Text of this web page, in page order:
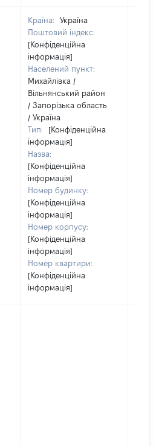
Країна:
Україна
Поштовий індекс:
[Конфіденційна
інформація]
Населений пункт:
Михайлівка /
Вільнянський район
/ Запорізька область
/ Україна
Тип:
[Конфіденційна
інформація]
Назва:
[Конфіденційна
інформація]
Номер будинку:
[Конфіденційна
інформація]
Номер корпусу:
[Конфіденційна
інформація]
Номер квартири:
[Конфіденційна
інформація]